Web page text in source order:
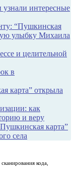
интересные
“Пушкинская
улыбку Михаила
и целительной
в
карта” открыла
как
и веру
карта”
села
кода,